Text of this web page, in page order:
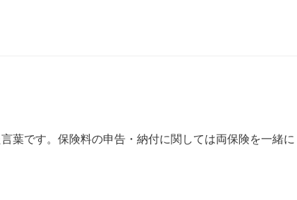
葉です。保険料の申告・納付に関しては両保険を一緒に